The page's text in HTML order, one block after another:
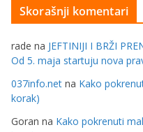
Skorašnji komentari
rade na JEFTINIJI I BRŽI
Od 5. maja startuju nova
037info.net na Kako
korak)
Goran na Kako pokrenuti